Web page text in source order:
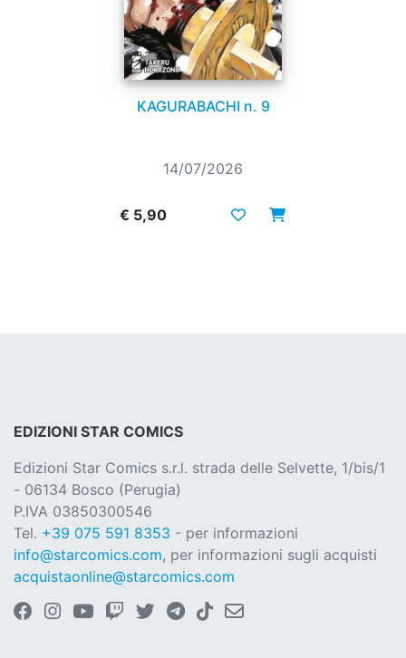
KAGURABACHI n. 9
14/07/2026
€ 5,90
EDIZIONI STAR COMICS
Edizioni Star Comics s.r.l. strada delle Selvette, 1/bis/1
- 06134 Bosco (Perugia)
P.IVA 03850300546
Tel. +39 075 591 8353 - per informazioni
info@starcomics.com, per informazioni sugli acquisti
acquistaonline@starcomics.com